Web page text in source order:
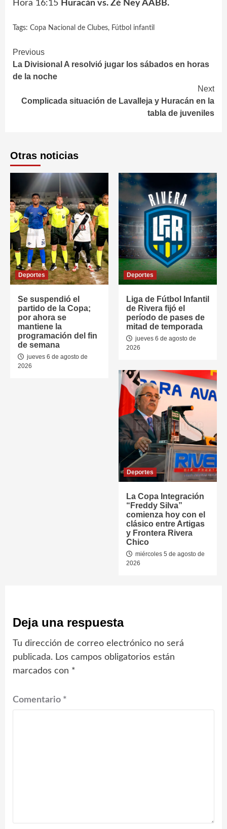
Hora 16:15 Huracán vs. Zé Ney AABB.
Tags: Copa Nacional de Clubes, Fútbol infantil
Continue
Reading
Previous
La Divisional A resolvió jugar los sábados en horas
de la noche
Next
Complicada situación de Lavalleja y Huracán en la
tabla de juveniles
Otras noticias
Deportes
Se suspendió el
partido de la Copa;
por ahora se
mantiene la
programación del fin
de semana
jueves 6 de agosto de
2026
Deportes
Liga de Fútbol Infantil
de Rivera fijó el
período de pases de
mitad de temporada
jueves 6 de agosto de
2026
Deportes
La Copa Integración
“Freddy Silva”
comienza hoy con el
clásico entre Artigas
y Frontera Rivera
Chico
miércoles 5 de agosto de
2026
Deja una respuesta
Tu dirección de correo electrónico no será
publicada. Los campos obligatorios están
marcados con *
Comentario *